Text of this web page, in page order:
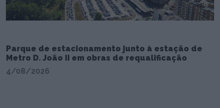
Parque de estacionamento junto à estação de
Metro D. João II em obras de requalificação
4/08/2026